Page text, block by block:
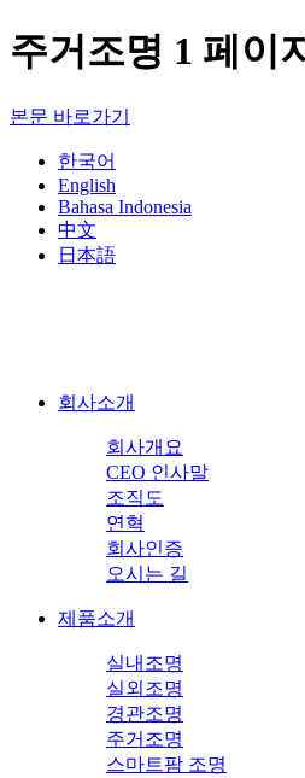
주거조명 1 페이
본문 바로가기
한국어
English
Bahasa Indonesia
中文
日本語
회사소개
회사개요
CEO 인사말
조직도
연혁
회사인증
오시는 길
제품소개
실내조명
실외조명
경관조명
주거조명
스마트팜 조명